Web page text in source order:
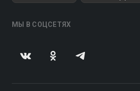
МЫ В СОЦСЕТЯХ